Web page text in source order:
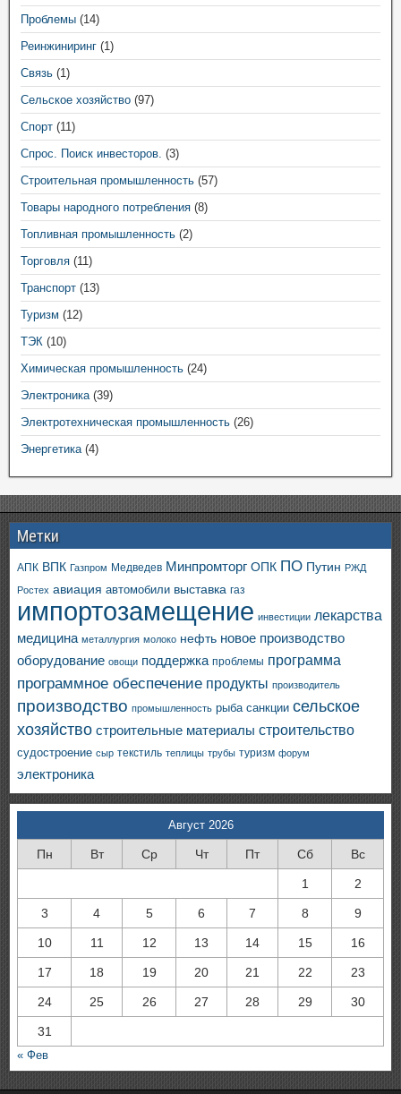
Проблемы (14)
Реинжиниринг (1)
Связь (1)
Сельское хозяйство (97)
Спорт (11)
Спрос. Поиск инвесторов. (3)
Строительная промышленность (57)
Товары народного потребления (8)
Топливная промышленность (2)
Торговля (11)
Транспорт (13)
Туризм (12)
ТЭК (10)
Химическая промышленность (24)
Электроника(39)
Электротехническая промышленность (26)
Энергетика(4)
Метки
АПК ВПК Газпром Медведев Минпромторг ОПК ПО Путин РЖД
Ростех авиация автомобили выставка газ
импортозамещение инвестиции лекарства
медицина металлургия молоко нефть новое производство
оборудование овощи поддержка проблемы программа
программное обеспечение продукты производитель
производство промышленность рыба санкции сельское
хозяйство строительные материалы строительство
судостроение сыр текстиль теплицы трубы туризм форум
электроника
Август 2026
Пн Вт Ср Чт Пт Сб Вс
1 2
3 4 5 6 7 8 9
10 11 12 13 14 15 16
17 18 19 20 21 22 23
24 25 26 27 28 29 30
31
« Фев